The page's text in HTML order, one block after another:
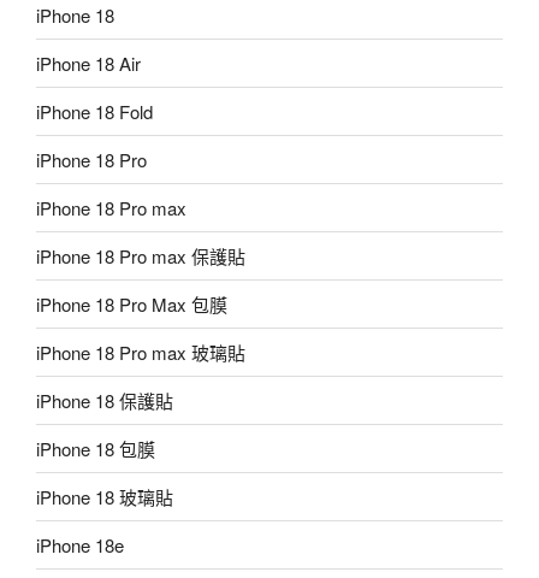
iPhone 18
iPhone 18 Air
iPhone 18 Fold
iPhone 18 Pro
iPhone 18 Pro max
iPhone 18 Pro max 保護貼
iPhone 18 Pro Max 包膜
iPhone 18 Pro max 玻璃貼
iPhone 18 保護貼
iPhone 18 包膜
iPhone 18 玻璃貼
iPhone 18e